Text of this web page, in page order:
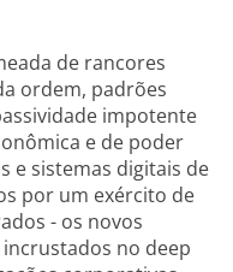
de rancores
ordem, padrões
impotente
e de poder
e sistemas digitais de
por um exército de
- os novos
no deep